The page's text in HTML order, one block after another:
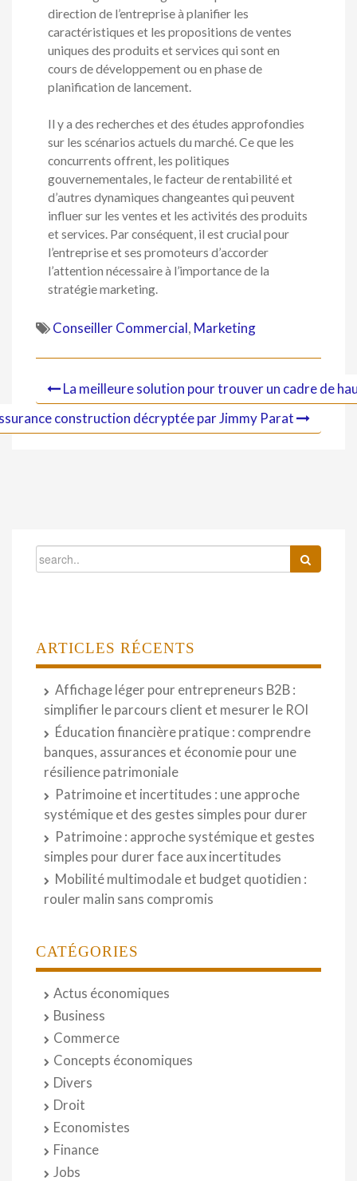
direction de l’entreprise à planifier les
caractéristiques et les propositions de ventes
uniques des produits et services qui sont en
cours de développement ou en phase de
planification de lancement.
Il y a des recherches et des études approfondies
sur les scénarios actuels du marché. Ce que les
concurrents offrent, les politiques
gouvernementales, le facteur de rentabilité et
d’autres dynamiques changeantes qui peuvent
influer sur les ventes et les activités des produits
et services. Par conséquent, il est crucial pour
l’entreprise et ses promoteurs d’accorder
l’attention nécessaire à l’importance de la
stratégie marketing.
Conseiller Commercial, Marketing
La meilleure solution pour trouver un cadre de
construction décryptée par Jimmy Parat
ARTICLES RÉCENTS
Affichage léger pour entrepreneurs B2B :
simplifier le parcours client et mesurer le ROI
Éducation financière pratique : comprendre
banques, assurances et économie pour une
résilience patrimoniale
Patrimoine et incertitudes : une approche
systémique et des gestes simples pour durer
Patrimoine : approche systémique et gestes
simples pour durer face aux incertitudes
Mobilité multimodale et budget quotidien :
rouler malin sans compromis
CATÉGORIES
Actus économiques
Business
Commerce
Concepts économiques
Divers
Droit
Economistes
Finance
Jobs